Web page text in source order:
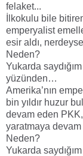
felaket...
İlkokulu bile
emperyalist
esir aldı,
Neden?
Yukarda
yüzünden…
Amerika’nın
bin yıldır huzur
devam eden
yaratmaya
Neden?
Yukarda